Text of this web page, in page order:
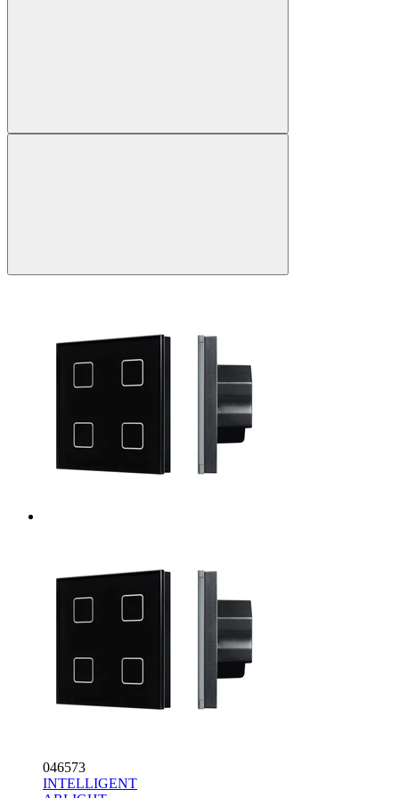
046573
INTELLIGENT